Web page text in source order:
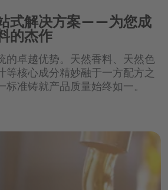
式解决方案——为您成
的杰作
的卓越优势。天然香料、天然色
等核心成分精妙融于一方配方之
准铸就产品质量始终如一。